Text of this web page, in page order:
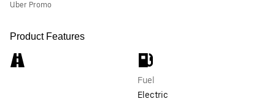
Uber Promo
Product Features
Fuel
Electric